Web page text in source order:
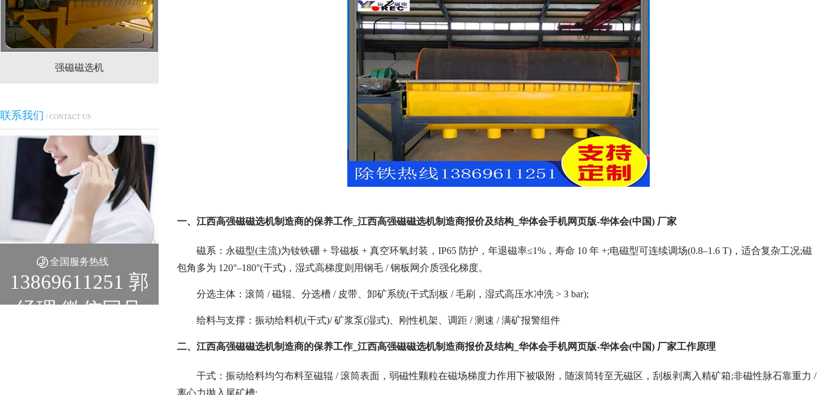
强磁磁选机 稀土永磁辊式强磁选机 RCT系列全磁永磁滚筒
联系我们 / CONTACT US
全国服务热线
13869611251 郭
经理 微信同号
一、江西高强磁磁选机制造商的保养工作_江西高强磁磁选机制造商报价及结构_华体会手机网页版-华体会(中国) 厂家
磁系：永磁型(主流)为钕铁硼 + 导磁板 + 真空环氧封装，IP65 防护，年退磁率≤1%，寿命 10 年 +;电磁型可连续调场(0.8–1.6 T)，适合复杂工况;磁
包角多为 120°–180°(干式)，湿式高梯度则用钢毛 / 钢板网介质强化梯度。
分选主体：滚筒 / 磁辊、分选槽 / 皮带、卸矿系统(干式刮板 / 毛刷，湿式高压水冲洗 > 3 bar);
给料与支撑：振动给料机(干式)/ 矿浆泵(湿式)、刚性机架、调距 / 测速 / 满矿报警组件
二、江西高强磁磁选机制造商的保养工作_江西高强磁磁选机制造商报价及结构_华体会手机网页版-华体会(中国) 厂家工作原理
干式：振动给料均匀布料至磁辊 / 滚筒表面，弱磁性颗粒在磁场梯度力作用下被吸附，随滚筒转至无磁区，刮板剥离入精矿箱;非磁性脉石靠重力 /
离心力抛入尾矿槽;